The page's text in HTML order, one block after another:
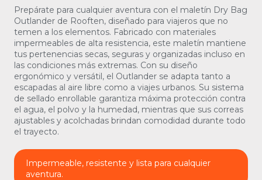
Prepárate para cualquier aventura con el maletín Dry Bag
Outlander de Rooften, diseñado para viajeros que no
temen a los elementos. Fabricado con materiales
impermeables de alta resistencia, este maletín mantiene
tus pertenencias secas, seguras y organizadas incluso en
las condiciones más extremas. Con su diseño
ergonómico y versátil, el Outlander se adapta tanto a
escapadas al aire libre como a viajes urbanos. Su sistema
de sellado enrollable garantiza máxima protección contra
el agua, el polvo y la humedad, mientras que sus correas
ajustables y acolchadas brindan comodidad durante todo
el trayecto.
Impermeable, resistente y lista para cualquier
aventura.